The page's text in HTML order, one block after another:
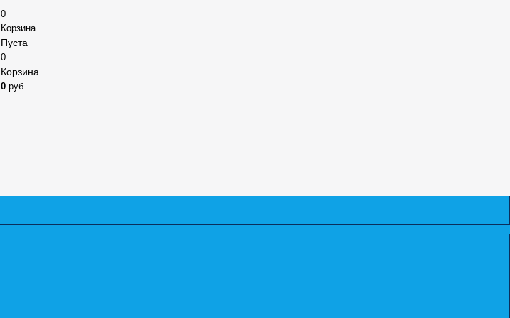
0
Корзина
Пуста
0
Корзина
0 руб.